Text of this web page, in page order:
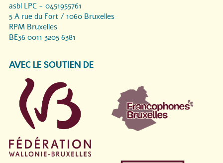
asbl LPC - 0451955761
5 A rue du Fort / 1060 Bruxelles
RPM Bruxelles
BE36 0011 3205 6381
AVEC LE SOUTIEN DE